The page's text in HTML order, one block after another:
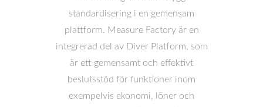
standardisering i en gemensam
plattform. Measure Factory är en
integrerad del av Diver Platform, som
är ett gemensamt och effektivt
beslutsstöd för funktioner inom
exempelvis ekonomi, löner och